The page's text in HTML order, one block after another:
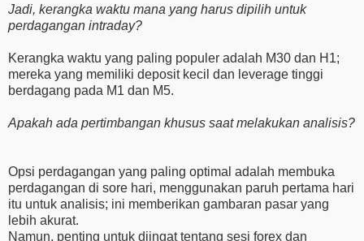
Jadi, kerangka waktu mana yang harus dipilih untuk
perdagangan intraday?
Kerangka waktu yang paling populer adalah M30 dan H1;
mereka yang memiliki deposit kecil dan leverage tinggi
berdagang pada M1 dan M5.
Apakah ada pertimbangan khusus saat melakukan analisis?
Opsi perdagangan yang paling optimal adalah membuka
perdagangan di sore hari, menggunakan paruh pertama hari
itu untuk analisis; ini memberikan gambaran pasar yang
lebih akurat.
Namun, penting untuk diingat tentang sesi forex dan